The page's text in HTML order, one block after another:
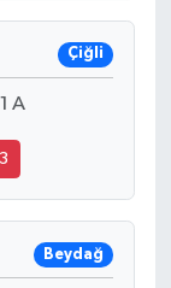
Çiğli
A
Beydağ